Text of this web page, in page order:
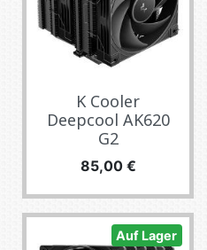
K Cooler
Deepcool AK620
G2
Preis
85,00 €
Auf Lager